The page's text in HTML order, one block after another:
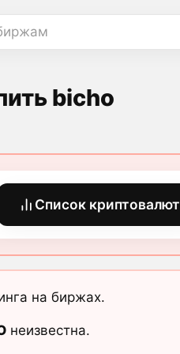
bicho
Список криптовалют
на биржах.
неизвестна.